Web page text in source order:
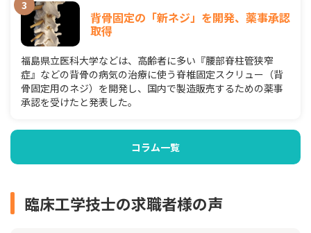
背骨固定の「新ネジ」を開発、薬事承認
取得
福島県立医科大学などは、高齢者に多い『腰部脊柱管狭窄
症』などの背骨の病気の治療に使う脊椎固定スクリュー（背
骨固定用のネジ）を開発し、国内で製造販売するための薬事
承認を受けたと発表した。
コラム一覧
臨床工学技士の求職者様の声